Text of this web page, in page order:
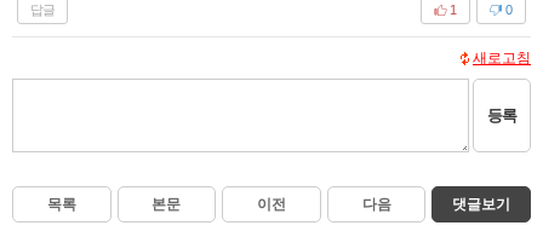
답글 0
1
새로고침
등록
목록 본문 이전 다음 댓글보기